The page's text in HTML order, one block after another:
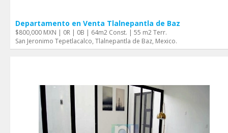
Departamento en Venta Tlalnepantla de Baz
$800,000 MXN | 0R | 0B | 64m2 Const. | 55 m2 Terr.
San Jeronimo Tepetlacalco, Tlalnepantla de Baz, Mexico.